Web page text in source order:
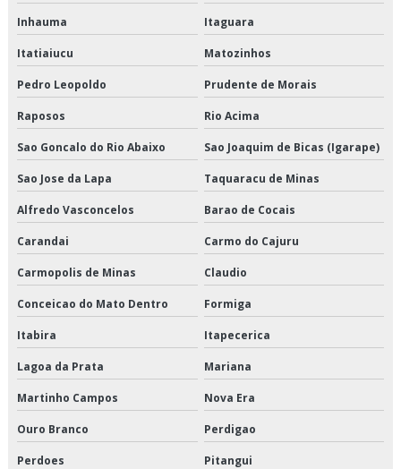
Entrega de congelados em sp
Entrega de congelados preço
Entrega de congelados valor
Entrega de perecíveis em sp
Entrega de perecíveis são paulo
Entrega de refrigerados preço
Entrega de refrigerados são paulo
Entrega de refrigerados valor
Entregas fracionadas em sp
Entregas fracionadas são paulo
Inhauma Itaguara
Itatiaiucu Matozinhos
Pedro Leopoldo Prudente de Morais
Raposos Rio Acima
Sao Goncalo do Rio Abaixo Sao Joaquim de Bicas (Igarape)
Sao Jose da Lapa Taquaracu de Minas
Alfredo Vasconcelos Barao de Cocais
Carandai Carmo do Cajuru
Carmopolis de Minas Claudio
Conceicao do Mato Dentro Formiga
Itabira Itapecerica
Lagoa da Prata Mariana
Martinho Campos Nova Era
Ouro Branco Perdigao
Perdoes Pitangui